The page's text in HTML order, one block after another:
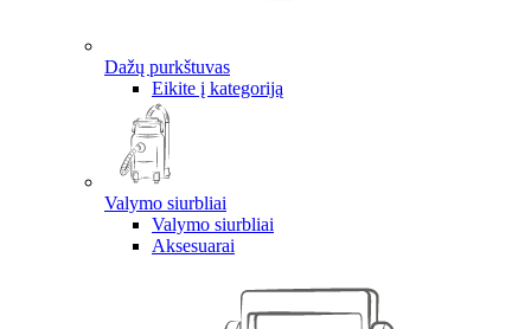
Dažų purkštuvas
Eikite į kategoriją
Valymo siurbliai
Valymo siurbliai
Aksesuarai